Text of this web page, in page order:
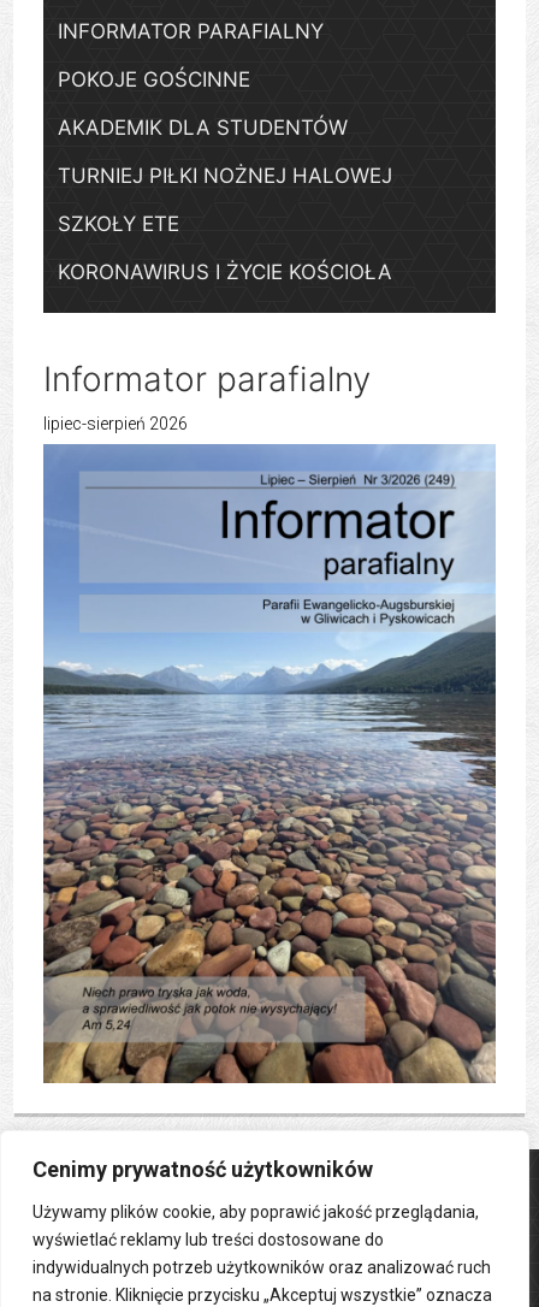
Cenimy prywatność użytkowników
Używamy plików cookie, aby poprawić jakość przeglądania,
wyświetlać reklamy lub treści dostosowane do
indywidualnych potrzeb użytkowników oraz analizować ruch
na stronie. Kliknięcie przycisku „Akceptuj wszystkie” oznacza
INFORMATOR PARAFIALNY
POKOJE GOŚCINNE
AKADEMIK DLA STUDENTÓW
TURNIEJ PIŁKI NOŻNEJ HALOWEJ
SZKOŁY ETE
KORONAWIRUS I ŻYCIE KOŚCIOŁA
Informator parafialny
lipiec-sierpień 2026
Parafia Ewangelicko-Augsburska
ul. Jagiellońska 19a, 44-100 Gliwice
tel.:032 231 36 49
e-mail:gliwice[at]luteranie.pl